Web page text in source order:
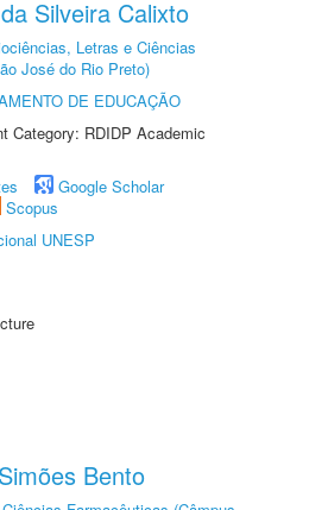
Silveira Calixto
Letras e Ciências
José do Rio Preto)
DE EDUCAÇÃO
Category: RDIDP Academic
Google Scholar
Scopus
UNESP
Bento